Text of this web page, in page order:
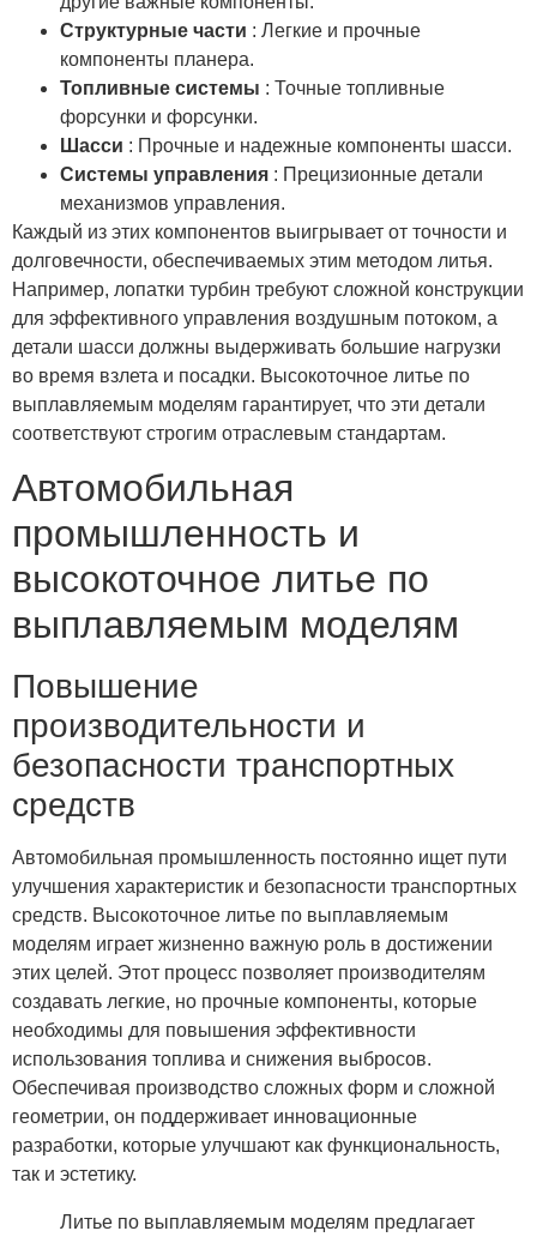
Структурные части : Легкие и прочные
компоненты планера.
Топливные системы : Точные топливные
форсунки и форсунки.
Шасси : Прочные и надежные компоненты шасси.
Системы управления : Прецизионные детали
механизмов управления.
Каждый из этих компонентов выигрывает от точности и
долговечности, обеспечиваемых этим методом литья.
Например, лопатки турбин требуют сложной конструкции
для эффективного управления воздушным потоком, а
детали шасси должны выдерживать большие нагрузки
во время взлета и посадки. Высокоточное литье по
выплавляемым моделям гарантирует, что эти детали
соответствуют строгим отраслевым стандартам.
Автомобильная
промышленность и
высокоточное литье по
выплавляемым моделям
Повышение
производительности и
безопасности транспортных
средств
Автомобильная промышленность постоянно ищет пути
улучшения характеристик и безопасности транспортных
средств. Высокоточное литье по выплавляемым
моделям играет жизненно важную роль в достижении
этих целей. Этот процесс позволяет производителям
создавать легкие, но прочные компоненты, которые
необходимы для повышения эффективности
использования топлива и снижения выбросов.
Обеспечивая производство сложных форм и сложной
геометрии, он поддерживает инновационные
разработки, которые улучшают как функциональность,
так и эстетику.
Литье по выплавляемым моделям предлагает